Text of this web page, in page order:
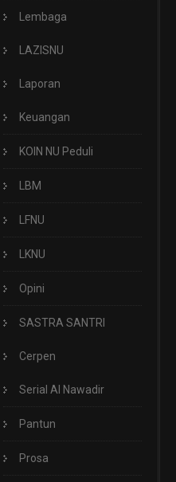
Lembaga
LAZISNU
Laporan
Keuangan
KOIN NU Peduli
LBM
LFNU
LKNU
Opini
SASTRA SANTRI
Cerpen
Serial Al Nawadir
Pantun
Prosa